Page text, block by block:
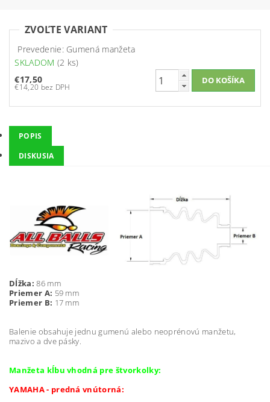
ZVOĽTE VARIANT
Prevedenie: Gumená manžeta
SKLADOM (2 ks)
€17,50
€14,20 bez DPH
POPIS
DISKUSIA
Dĺžka: 86 mm
Priemer A: 59 mm
Priemer B: 17 mm
Balenie obsahuje jednu gumenú alebo neoprénovú manžetu,
mazivo a dve pásky.
Manžeta kĺbu vhodná pre štvorkolky:
YAMAHA - predná vnútorná: